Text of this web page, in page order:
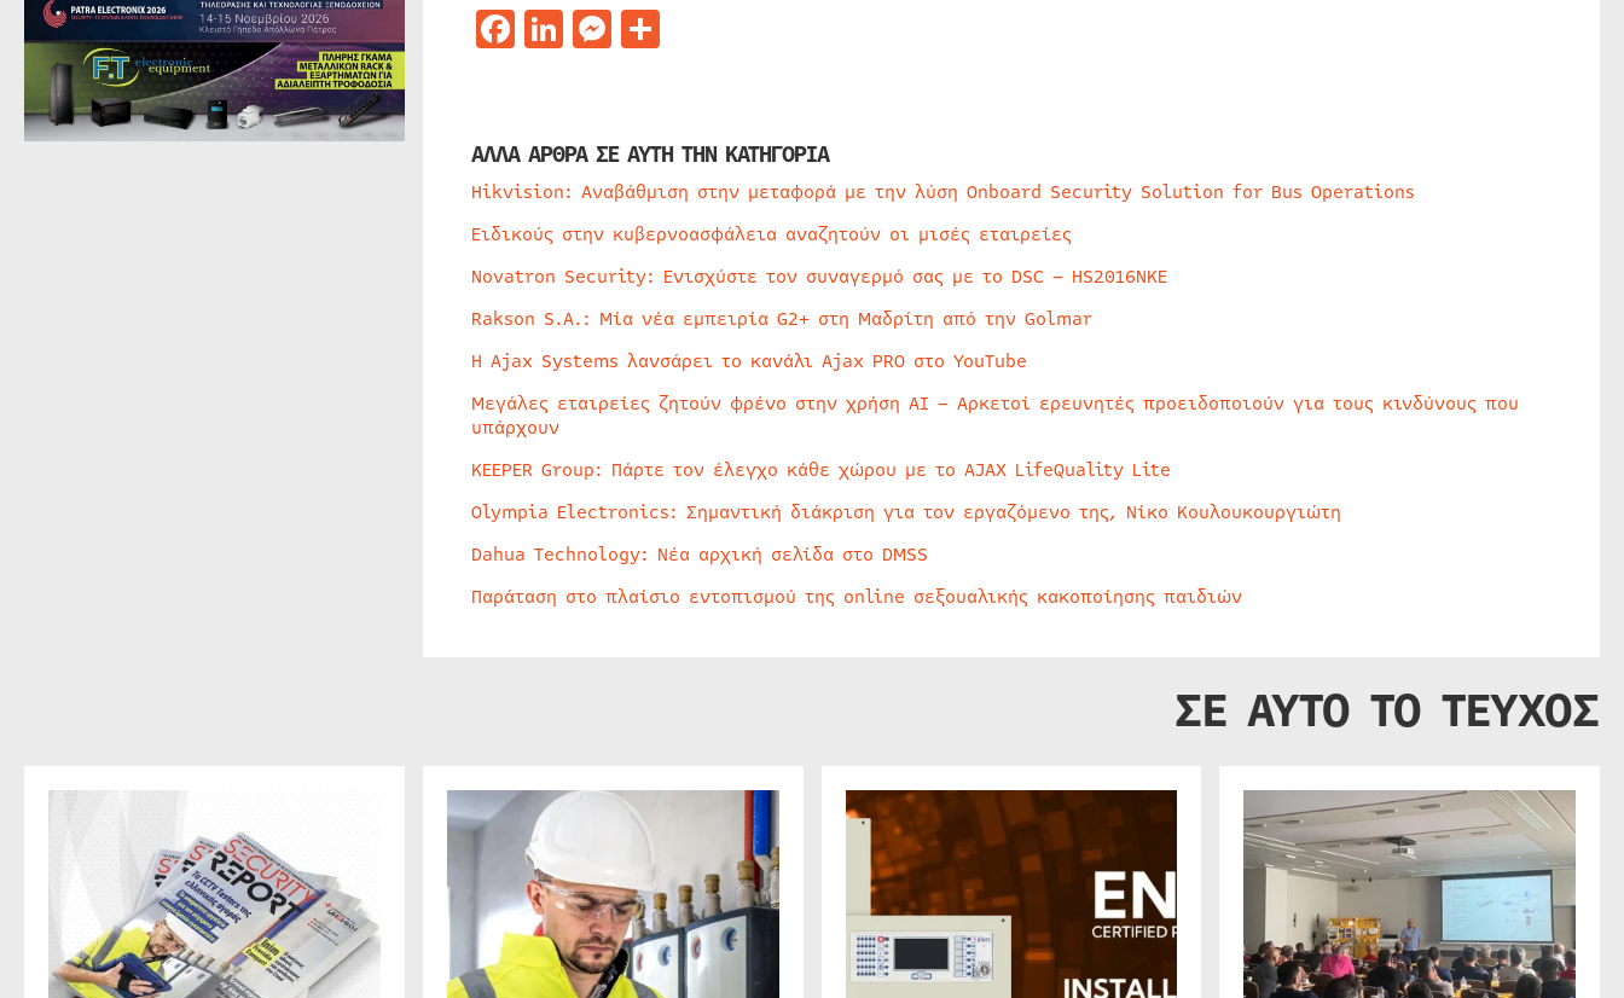
Facebook
LinkedIn
Messenger
Μοιραστείτε
ΑΛΛΑ ΑΡΘΡΑ ΣΕ ΑΥΤΗ ΤΗΝ ΚΑΤΗΓΟΡΙΑ
Hikvision: Αναβάθμιση στην μεταφορά με την λύση Onboard Security Solution for Bus Operations
Ειδικούς στην κυβερνοασφάλεια αναζητούν οι μισές εταιρείες
Novatron Security: Ενισχύστε τον συναγερμό σας με το DSC – HS2016NKE
Rakson S.A.: Μία νέα εμπειρία G2+ στη Μαδρίτη από την Golmar
Η Ajax Systems λανσάρει το κανάλι Ajax PRO στο YouTube
Μεγάλες εταιρείες ζητούν φρένο στην χρήση AI – Αρκετοί ερευνητές προειδοποιούν για τους κινδύνους που
υπάρχουν
KEEPER Group: Πάρτε τον έλεγχο κάθε χώρου με το AJAX LifeQuality Lite
Olympia Electronics: Σημαντική διάκριση για τον εργαζόμενο της, Νίκο Κουλουκουργιώτη
Dahua Technology: Νέα αρχική σελίδα στο DMSS
Παράταση στο πλαίσιο εντοπισμού της online σεξουαλικής κακοποίησης παιδιών
ΣΕ ΑΥΤΟ ΤΟ ΤΕΥΧΟΣ